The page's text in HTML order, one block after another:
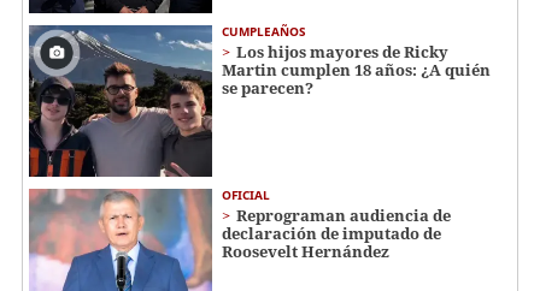
CUMPLEAÑOS
Los hijos mayores de Ricky
Martin cumplen 18 años: ¿A quién
se parecen?
OFICIAL
Reprograman audiencia de
declaración de imputado de
Roosevelt Hernández